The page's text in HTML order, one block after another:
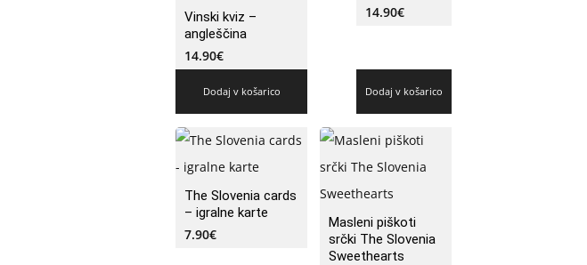
Vinski kviz –
angleščina
14.90€
Dodaj v košarico
14.90€
Dodaj v košarico
The Slovenia cards
– igralne karte
7.90€
Masleni piškoti
srčki The Slovenia
Sweethearts